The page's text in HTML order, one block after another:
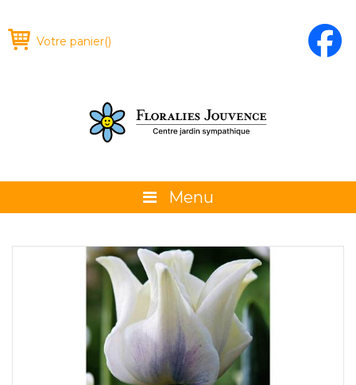
Votre panier()
Menu
La boutique
Promotions et évènements
Conseils
Glossaire